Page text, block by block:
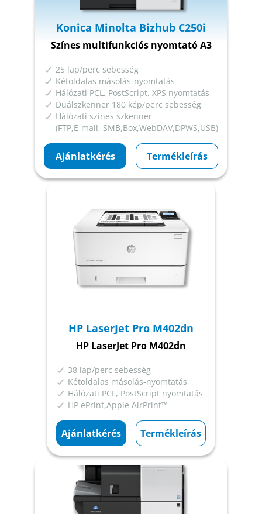
Konica Minolta Bizhub C250i
Színes multifunkciós nyomtató A3
25 lap/perc sebesség
Kétoldalas másolás-nyomtatás
Hálózati PCL, PostScript, XPS nyomtatás
Duálszkenner 180 kép/perc sebesség
Hálózati színes szkenner
(FTP,E-mail, SMB,Box,WebDAV,DPWS,USB)
Ajánlatkérés Termékleírás
HP LaserJet Pro M402dn
HP LaserJet Pro M402dn
38 lap/perc sebesség
Kétoldalas másolás-nyomtatás
Hálózati PCL, PostScript nyomtatás
HP ePrint,Apple AirPrint™
Ajánlatkérés Termékleírás